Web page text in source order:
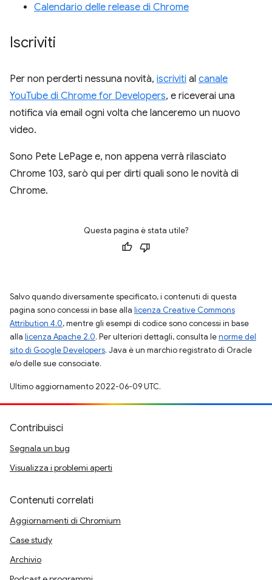
Calendario delle release di Chrome
Iscriviti
Per non perderti nessuna novità, iscriviti al canale
YouTube di Chrome for Developers, e riceverai una
notifica via email ogni volta che lanceremo un nuovo
video.
Sono Pete LePage e, non appena verrà rilasciato
Chrome 103, sarò qui per dirti quali sono le novità di
Chrome.
Questa pagina è stata utile?
Salvo quando diversamente specificato, i contenuti di questa
pagina sono concessi in base alla licenza Creative Commons
Attribution 4.0, mentre gli esempi di codice sono concessi in base
alla licenza Apache 2.0. Per ulteriori dettagli, consulta lenorme del
sito di Google Developers. Java è un marchio registrato di Oracle
e/o delle sue consociate.
Ultimo aggiornamento 2022-06-09 UTC.
Contribuisci
Segnala un bug
Visualizza i problemi aperti
Contenuti correlati
Aggiornamenti di Chromium
Case study
Archivio